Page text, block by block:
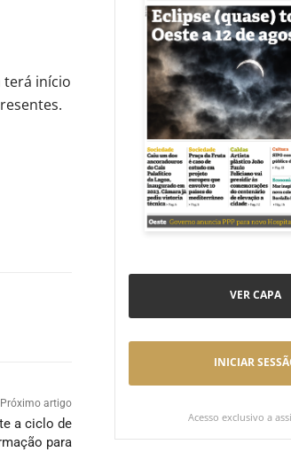
terá início
Próximo artigo
a ciclo de
para
VER CAPA
INICIAR
Acesso exclusivo a